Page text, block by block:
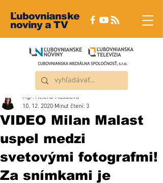
Ľubovnianske
noviny a TV
VIDEO Milan Malast
uspel medzi
svetovými fotografmi!
Za snímkami je
Mgr. Helena Musalová
10. 12. 2020 Minut čtení: 3